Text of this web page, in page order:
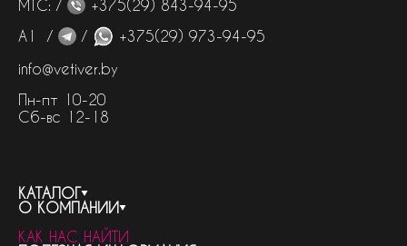
МТС: /
+375(29) 843-94-95
А1 /
/
+375(29) 973-94-95
info@vetiver.by
Пн-пт 10-20
Сб-вс 12-18
КАТАЛОГ
весь каталог
О КОМПАНИИ
КАК НАС НАЙТИ